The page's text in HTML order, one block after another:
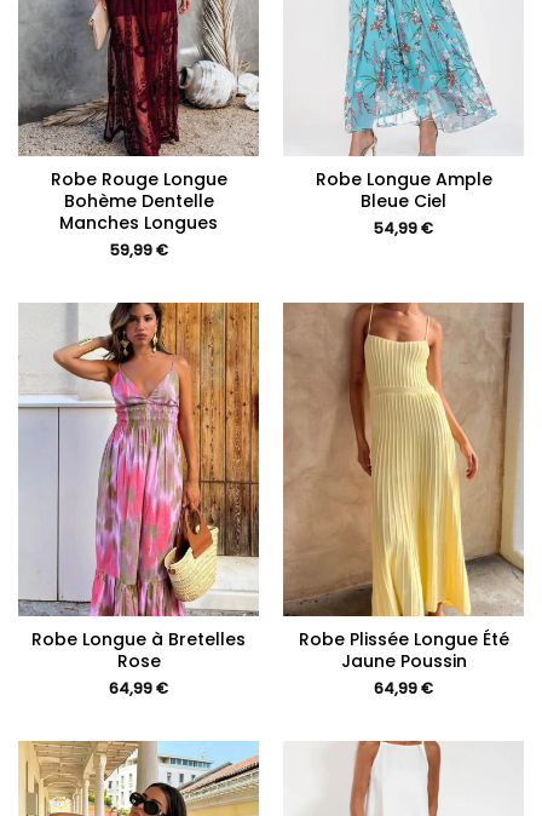
Robe Rouge Longue
Bohème Dentelle
Manches Longues
59,99€
Robe Longue Ample
Bleue Ciel
54,99€
Robe Longue à Bretelles
Rose
64,99€
Robe Plissée Longue Été
Jaune Poussin
64,99€